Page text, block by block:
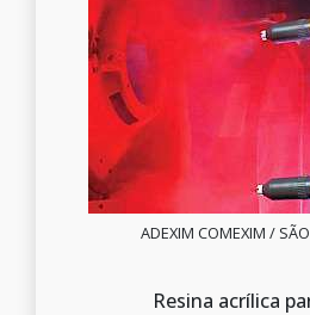
ADEXIM COMEXIM /
Resina acrílica